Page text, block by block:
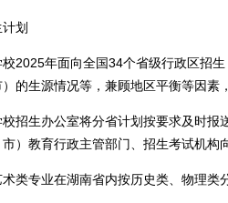
划
年面向全国34个省级行政区招生
的生源情况等，兼顾地区平衡等因素
生办公室将分省计划按要求及时报
）教育行政主管部门、招生考试机构
专业在湖南省内按历史类、物理类